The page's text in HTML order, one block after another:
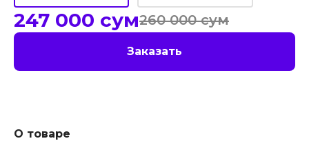
247 000 сум260 000 сум
Заказать
О товаре